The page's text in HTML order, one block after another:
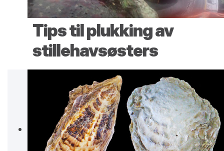
Tips til plukking av
stillehavsøsters